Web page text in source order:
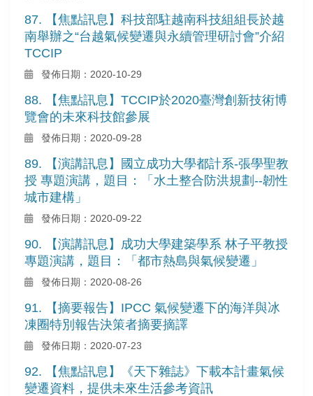
87. 【焦點訊息】科技部駐越南科技組組長於越
南舉辦之“台越氣候變遷與永續管理研討會”介紹
TCCIP
發佈日期：2020-10-29
88. 【焦點訊息】TCCIP於2020臺灣創新技術博
覽會的未來科技館參展
發佈日期：2020-09-28
89. 【演講訊息】國立成功大學都計系-張學聖教
授 專題演講，題目：「水土整合防洪規劃--韌性
城市建構」
發佈日期：2020-09-22
90. 【演講訊息】成功大學建築學系 林子平教授
專題演講，題目：「都市熱島與氣候變遷」
發佈日期：2020-08-26
91. 【摘要報告】IPCC 氣候變遷下的海洋與冰
凍圈特別報告決策者摘要摘譯
發佈日期：2020-07-23
92. 【焦點訊息】《天下雜誌》下載本計畫氣候
變遷資料，提供未來生活參考資訊